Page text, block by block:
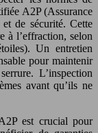
A2P (Assurance
de sécurité. Cette
à l’effraction, selon
Un entretien
pour maintenir
L’inspection
avant qu’ils ne
est crucial pour